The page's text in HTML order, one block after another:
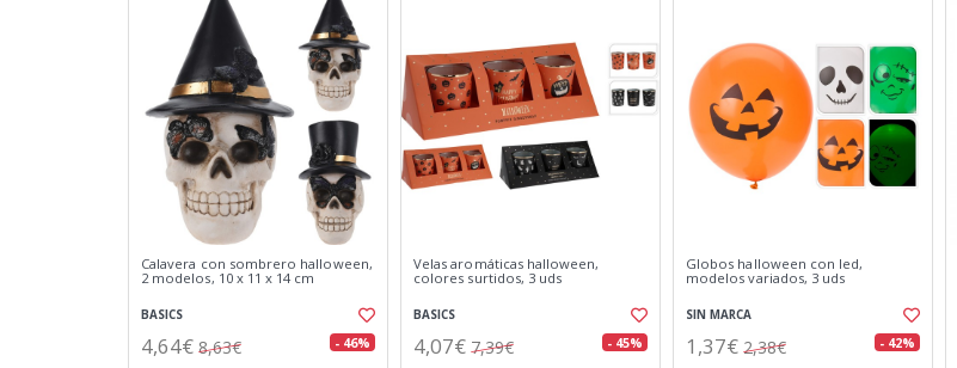
Calavera con sombrero halloween,
2 modelos, 10 x 11 x 14 cm
BASICS
4,64€ 8,63€ - 46%
Velas aromáticas halloween,
colores surtidos, 3 uds
BASICS
4,07€ 7,39€ - 45%
Globos halloween con led,
modelos variados, 3 uds
SIN MARCA
1,37€ 2,38€ - 42%